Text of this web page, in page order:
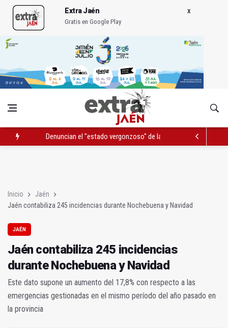
Extra Jaén
Gratis en Google Play
Denuncian el "estado vergonzoso" de la JV-3266 en Hinojares
Inicio
Jaén
Jaén contabiliza 245 incidencias durante Nochebuena y Navidad
JAÉN
Jaén contabiliza 245 incidencias
durante Nochebuena y Navidad
Este dato supone un aumento del 17,8% con respecto a las
emergencias gestionadas en el mismo período del año pasado en
la provincia